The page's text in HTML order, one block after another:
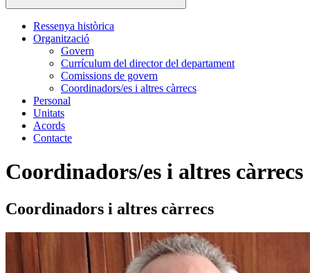
Ressenya històrica
Organització
Govern
Currículum del director del departament
Comissions de govern
Coordinadors/es i altres càrrecs
Personal
Unitats
Acords
Contacte
Coordinadors/es i altres càrrecs
Coordinadors i altres càrrecs